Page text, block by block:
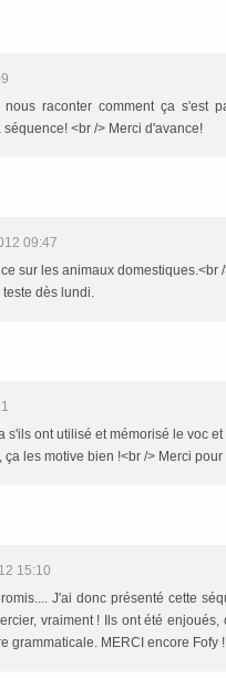
nous raconter comment ça s'est
<br /> Merci d'avance!
09:47
sur les animaux
dès lundi.
s'ils ont utilisé et mémorisé le voc
les motive bien !<br /> Merci pour
15:10
J'ai donc présenté cette
vraiment ! Ils ont été
grammaticale. MERCI encore Fofy !